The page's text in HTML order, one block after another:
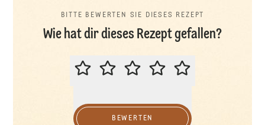
BITTE BEWERTEN SIE DIESES REZEPT
Wie hat dir dieses Rezept gefallen?
BITTE BEWERTEN SIE DIESES
BEWERTEN